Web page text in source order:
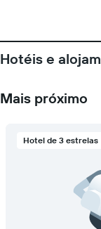
um
quarto
numa
Hotéis e
Mais próximo
Hotel de 3 estrelas